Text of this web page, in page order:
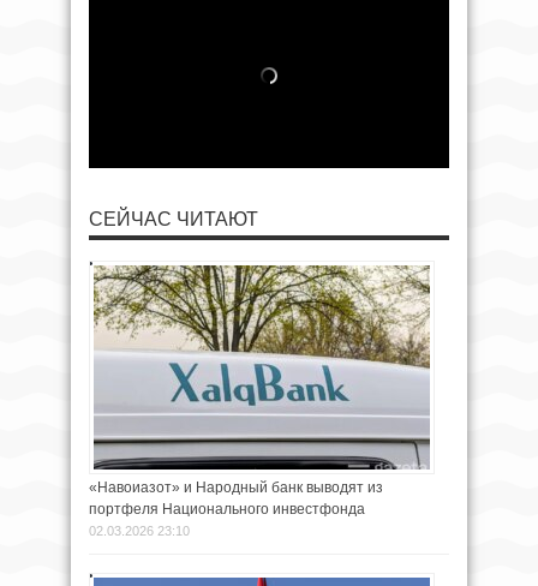
СЕЙЧАС ЧИТАЮТ
«Навоиазот» и Народный банк выводят из
портфеля Национального инвестфонда
02.03.2026 23:10